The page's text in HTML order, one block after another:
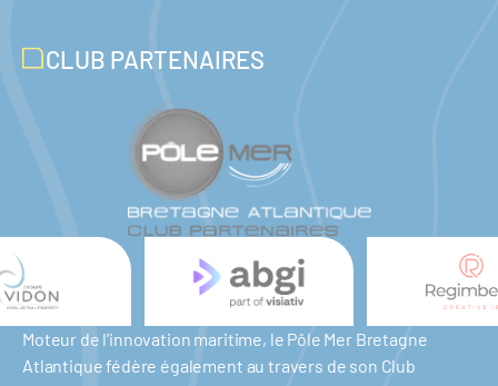
CLUB PARTENAIRES
Moteur de l'innovation maritime, le Pôle Mer Bretagne
Atlantique fédère également au travers de son Club